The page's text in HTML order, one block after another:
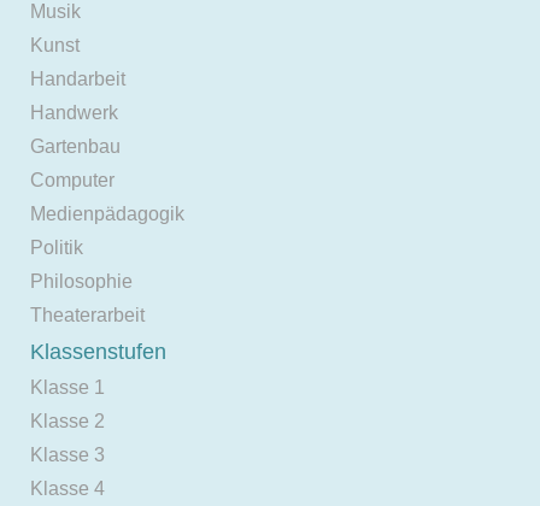
Musik
Kunst
Handarbeit
Handwerk
Gartenbau
Computer
Medienpädagogik
Politik
Philosophie
Theaterarbeit
Klassenstufen
Klasse 1
Klasse 2
Klasse 3
Klasse 4